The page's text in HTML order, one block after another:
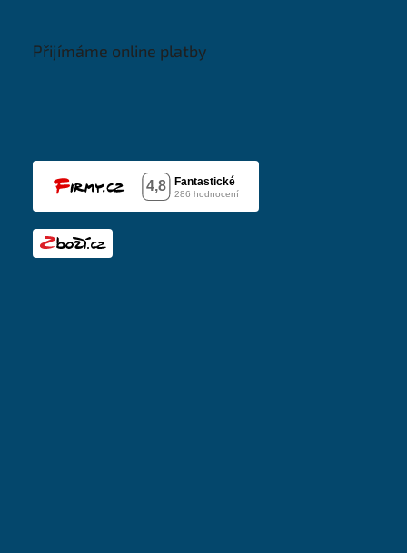
Přijímáme online platby